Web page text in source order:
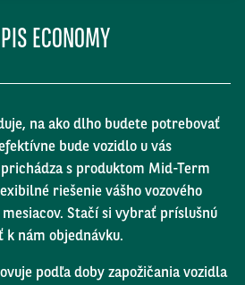
ECONOMY
na ako dlho budete potrebovať
bude vozidlo u vás
s produktom Mid-Term
riešenie vášho vozového
Stačí si vybrať príslušnú
nám objednávku.
podľa doby zapožičania vozidla